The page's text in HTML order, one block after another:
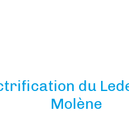
du
Molène